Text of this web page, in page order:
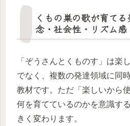
くもの巣の歌が育て
念・社会性・リズム感
「ぞうさんとくものす」は楽
でなく、複数の発達領域に同
教材です。ただ「楽しいから
何を育てているのかを意識す
きく変わります。